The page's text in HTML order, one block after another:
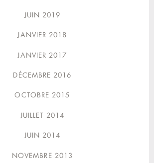
JUIN 2019
JANVIER 2018
JANVIER 2017
DÉCEMBRE 2016
OCTOBRE 2015
JUILLET 2014
JUIN 2014
NOVEMBRE 2013